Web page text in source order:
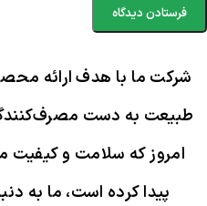
شرکت ما با هدف ارائه
طبیعت به دست
امروز که سلامت و
پیدا کرده است، ما به